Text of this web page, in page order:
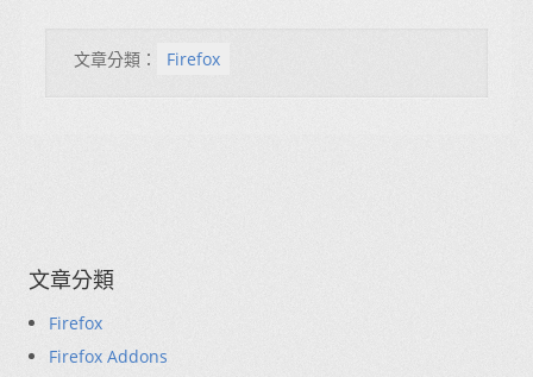
文章分類： Firefox
文章分類
Firefox
Firefox Addons